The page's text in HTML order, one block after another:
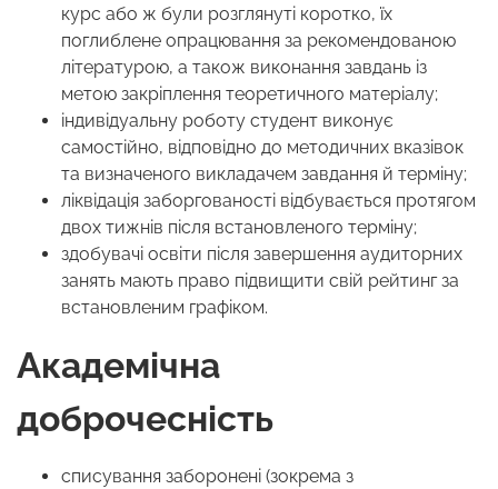
курс або ж були розглянуті коротко, їх
поглиблене опрацювання за рекомендованою
літературою, а також виконання завдань із
метою закріплення теоретичного матеріалу;
індивідуальну роботу студент виконує
самостійно, відповідно до методичних вказівок
та визначеного викладачем завдання й терміну;
ліквідація заборгованості відбувається протягом
двох тижнів після встановленого терміну;
здобувачі освіти після завершення аудиторних
занять мають право підвищити свій рейтинг за
встановленим графіком.
Академічна
доброчесність
списування заборонені (зокрема з